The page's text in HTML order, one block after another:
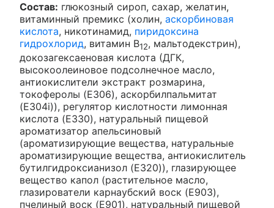
Состав: глюкозный сироп, сахар, желатин,
витаминный премикс (холин, аскорбиновая
кислота, никотинамид, пиридоксина
гидрохлорид, витамин В12, мальтодекстрин),
докозагексаеновая кислота (ДГК,
высокоолеиновое подсолнечное масло,
антиокислители экстракт розмарина,
токоферолы (E306), аскорбилпальмитат
(E304i)), регулятор кислотности лимонная
кислота (E330), натуральный пищевой
ароматизатор апельсиновый
(ароматизирующие вещества, натуральные
ароматизирующие вещества, антиокислитель
бутилгидроксианизол (E320)), глазирующее
вещество капол (растительное масло,
глазирователи карнаубский воск (E903),
пчелиный воск (E901), натуральный пищевой